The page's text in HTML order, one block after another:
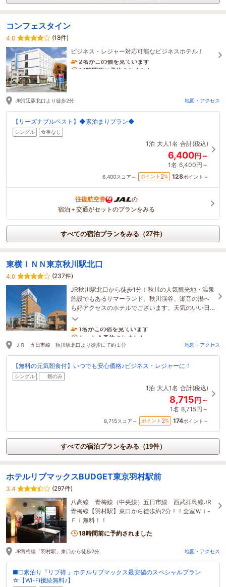
コンフェスタイン
4.0
(18件)
ビジネス・レジャー対応可能なビジネスホテル！
2名がこの宿を見ています
JR河辺駅北口より徒歩2分 地図・アクセス
【リーズナブルベスト】◆素泊まりプラン◆
シングル 食事なし
1泊 大人1名 合計(税込)
6,400円～
1名 6,400円～
6,400スコア～ ポイント 2% 128ポイント～
往復航空券
の
宿泊＋交通がセットのプランをみる
すべての宿泊プランをみる（27件）
東横ＩＮＮ東京秋川駅北口
4.0
(237件)
JR秋川駅北口から徒歩1分！秋川の人気観光地・温泉
施設でもあるサマーランド、秋川渓谷、瀬音の湯へ
も好アクセスのホテルでございます。天気のいい日
は、上層階のお部屋から富士山も見れます♪
1名がこの宿を見ています
たった今予約されました
ＪＲ 五日市線 秋川駅北口より徒歩にて約１分 地図・アクセス
【無料の元気朝食付】いつでも安心価格♪ビジネス・レジャーに！
シングル 朝のみ
1泊 大人1名 合計(税込)
8,715円～
1名 8,715円～
8,715スコア～ ポイント 2% 174ポイント～
すべての宿泊プランをみる（19件）
ホテルリブマックスBUDGET東京羽村駅前
3.4
(297件)
八高線 青梅線（中央線）五日市線 西武拝島線JR
青梅線【羽村駅】東口から徒歩約2分！！全室Ｗｉ-
Ｆｉ無料！！
18時間前に予約されました
JR青梅線「羽村駅」東口から徒歩2分 地図・アクセス
■□素泊り『リブ得 』ホテルリブマックス最安値のスペシャルプラン
☆【Wi-Fi接続無料♪】